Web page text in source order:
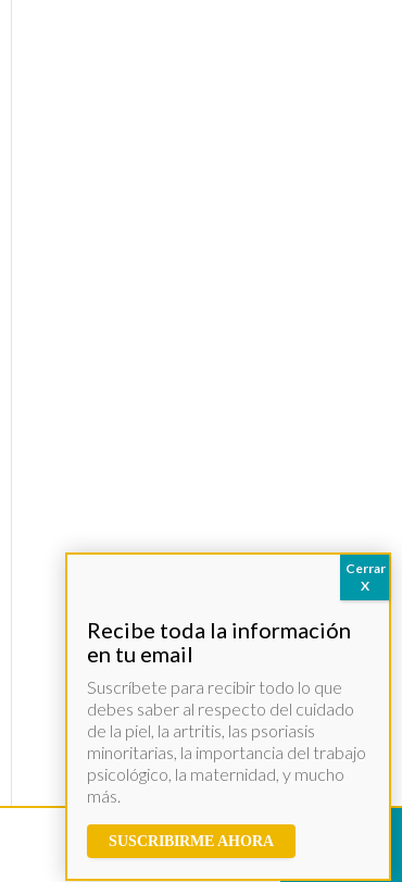
Suscríbete para recibir todo lo que
debes saber al respecto del cuidado
de la piel, la artritis, las psoriasis
minoritarias, la importancia del trabajo
psicológico, la maternidad, y mucho
más.
SUSCRIBIRME AHORA